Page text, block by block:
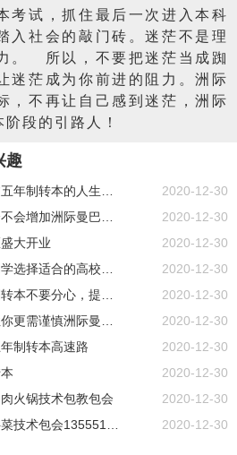
考试，抓住最后一次进入本科
入社会的敲门砖。迷茫不是理
。 所以，不要把迷茫当成踟
迷茫成为你前进的阻力。洲际
，不再让自己感到迷茫，洲际
段的引路人！
趣
制转本的人生机会
2020-12-30
加洲际曼巴给你答案
2020-12-30
大开业
2020-12-30
的高校不要一味追求公立
2020-12-30
心，提升成绩才是主要
2020-12-30
慎洲际曼巴为你助力
2020-12-30
制转本高速路
2020-12-30
2020-12-30
火锅技术包教包会
2020-12-30
术包会13555116715 2020-12-30